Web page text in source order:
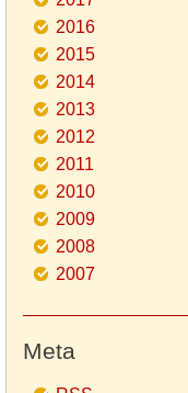
2016
2015
2014
2013
2012
2011
2010
2009
2008
2007
Meta